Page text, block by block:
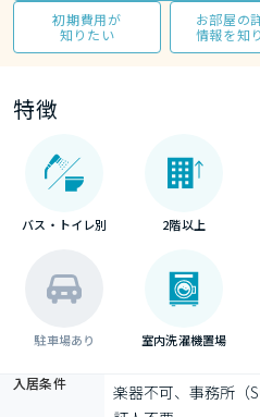
初期費用が
知りたい
お部屋の
情報を知
特徴
バス・トイレ別 2階以上
駐車場あり 室内洗濯機置場
入居条件
楽器不可、事務所（